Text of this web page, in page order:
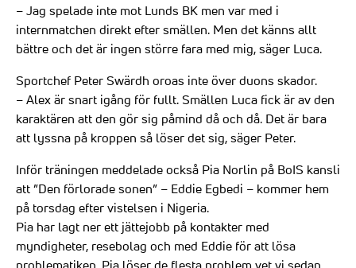
– Jag spelade inte mot Lunds BK men var med i
internmatchen direkt efter smällen. Men det känns allt
bättre och det är ingen större fara med mig, säger Luca.
Sportchef Peter Swärdh oroas inte över duons skador.
– Alex är snart igång för fullt. Smällen Luca fick är av den
karaktären att den gör sig påmind då och då. Det är bara
att lyssna på kroppen så löser det sig, säger Peter.
Inför träningen meddelade också Pia Norlin på BoIS kansli
att ”Den förlorade sonen” – Eddie Egbedi – kommer hem
på torsdag efter vistelsen i Nigeria.
Pia har lagt ner ett jättejobb på kontakter med
myndigheter, resebolag och med Eddie för att lösa
problematiken. Pia löser de flesta problem vet vi sedan